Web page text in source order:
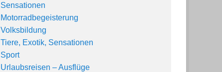
Sensationen
Motorradbegeisterung
Volksbildung
Tiere, Exotik, Sensationen
Sport
Urlaubsreisen – Ausflüge